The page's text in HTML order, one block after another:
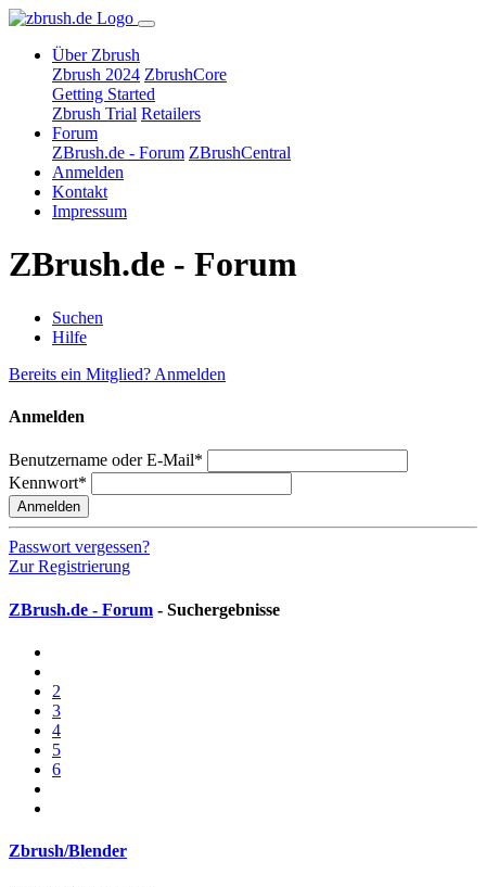
Über Zbrush
Zbrush 2024 ZbrushCore
Getting Started
Zbrush Trial Retailers
Forum
ZBrush.de - Forum ZBrushCentral
Anmelden
Kontakt
Impressum
ZBrush.de - Forum
Suchen
Hilfe
Bereits ein Mitglied? Anmelden
Anmelden
Benutzername oder E-Mail*
Kennwort*
Anmelden
Passwort vergessen?
Zur Registrierung
ZBrush.de - Forum - Suchergebnisse
2
3
4
5
6
Zbrush/Blender